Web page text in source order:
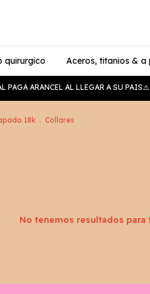
quirurgico Aceros, titanios & a
ARANCEL AL LLEGAR A SU PAIS⚠️
18k . Collares
No tenemos resultados